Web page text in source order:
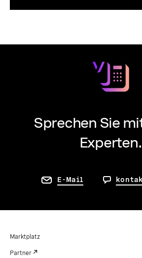
Sprechen Sie
Experten.
E-Mail
Marktplatz
Partner